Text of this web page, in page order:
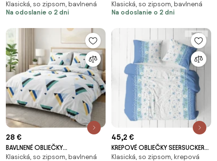
COTTONLOVE 71463/1 200X220
CM, 2KS 70X80 CM VZOROVANÉ
Klasická, so zipsom, bavlnená
Na odoslanie o 2 dni
COTTONLOVE 160X200 CM, 2KS
70X80 CM VZOROVANÉ
Klasická, so zipsom, bavlnená
Na odoslanie o 2 dni
28 €
BAVLNENÉ OBLIEČKY
COTTONLOVE 160X200 CM, 2KS
Klasická, so zipsom, bavlnená
45,2 €
KREPOVÉ OBLIEČKY SEERSUCKER
160X200 CM, 2KS 70X80 CM
Klasická, so zipsom, krepová